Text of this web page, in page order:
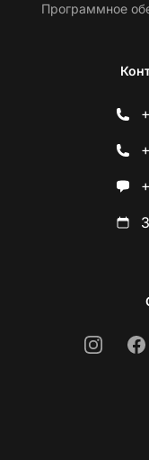
Программное
Instagram